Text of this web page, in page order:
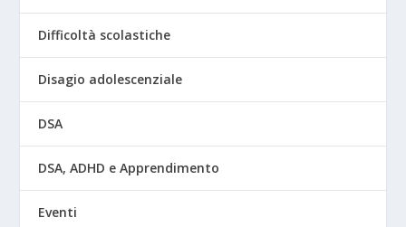
Difficoltà scolastiche
Disagio adolescenziale
DSA
DSA, ADHD e Apprendimento
Eventi